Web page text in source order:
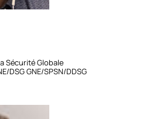
Sécurité Globale
DSG GNE/SPSN/DDSG